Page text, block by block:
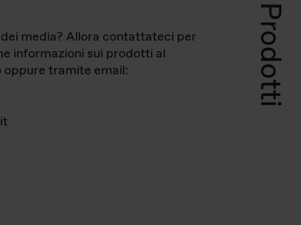
Prodotti
media? Allora contattateci per
informazioni sui prodotti al
tramite email: